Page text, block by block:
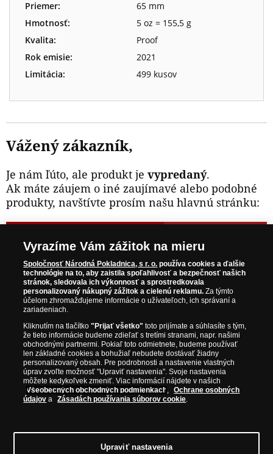
Priemer:
65 mm
Hmotnosť:
5 oz = 155,5 g
Kvalita:
Proof
Rok emisie:
2021
Limitácia:
499 kusov
Vážený zákazník,
Je nám ľúto, ale produkt je vypredaný.
Ak máte záujem o iné zaujímavé alebo podobné
produkty, navštívte prosím našu hlavnú stránku:
WWW.NARODNAPOKLADNICA.SK
Prosím informujte ma, akonáhle bude produkt opäť
skladom.
NAŠE ZÁRUKY
Bezpečný nákup
Certifikát SSL
Garancia najvyššej kvality
Vyrazíme Vám zážitok na mieru
Spoločnosť Národná Pokladnica, s r. o. používa cookies a ďalšie
technológie na to, aby zaistila spoľahlivosť a bezpečnosť našich
stránok, sledovala ich výkonnosť a sprostredkovala
personalizovaný nákupný zážitok a cielenú reklamu. Za týmto
účelom zhromažďujeme informácie o užívateľoch, ich správaní a
zariadeniach.
Kliknutím na tlačítko"Prijať všetko" toto prijímate a súhlasíte s tým,
že tieto informácie budeme zdieľať s tretími stranami, napr. našimi
obchodnými partnermi. Pokiaľ toto odmietnete, budeme používať
len základné cookies a bohužiaľ nebudete dostávať žiadny
personalizovaný obsah. Pre podrobnosti a nastavenie vlastných
úprav zvoľte možnosť "Upraviť nastavenia". Svoje nastavenia
môžete kedykoľvek zmeniť. Viac informácií nájdete v našich
Všeobecných obchodných podmienkach ,
Ochrane osobných
údajov a Zásadách používania súborov cookie.
Upraviť nastavenia